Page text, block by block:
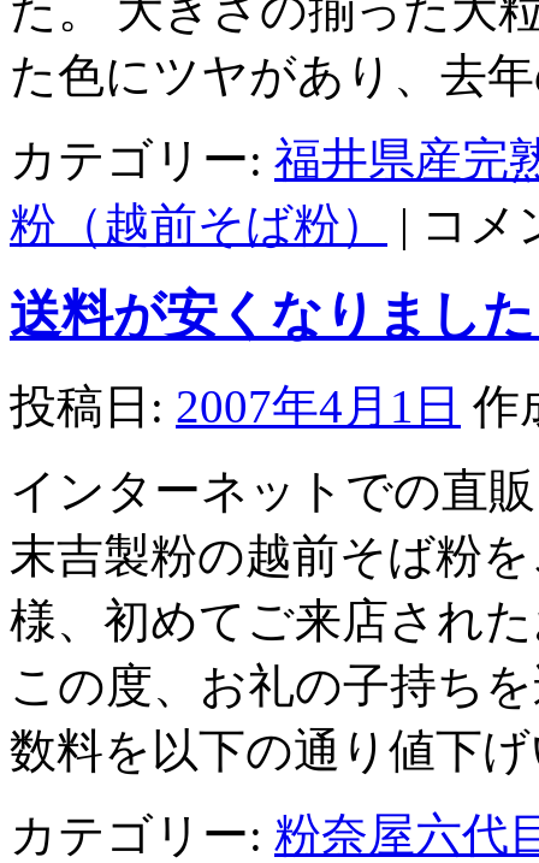
た色にツヤがあり、去
カテゴリー: 福井県産完
粉（越前そば粉）
|
入
荷
ま
し
た。
は
コメ
送料が安くなりまし
投稿日: 2007年4月1日 作
インターネットでの直
末吉製粉の越前そば粉
様、初めてご来店され
この度、お礼の子持ち
数料を以下の通り値下
カテゴリー: 粉奈屋六代